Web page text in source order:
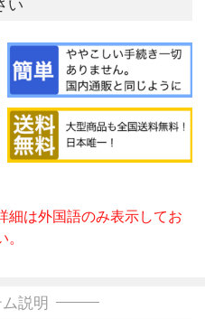
細は外国語のみ表示してお
説明